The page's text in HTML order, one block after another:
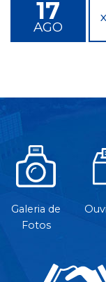
17
AGO
Galeria de
Fotos